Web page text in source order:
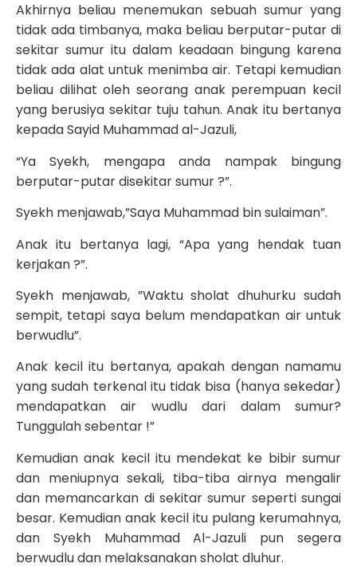
Akhirnya beliau menemukan sebuah sumur yang
tidak ada timbanya, maka beliau berputar-putar di
sekitar sumur itu dalam keadaan bingung karena
tidak ada alat untuk menimba air. Tetapi kemudian
beliau dilihat oleh seorang anak perempuan kecil
yang berusiya sekitar tuju tahun. Anak itu bertanya
kepada Sayid Muhammad al-Jazuli,
“Ya Syekh, mengapa anda nampak bingung
berputar-putar disekitar sumur ?”.
Syekh menjawab,”Saya Muhammad bin sulaiman”.
Anak itu bertanya lagi, “Apa yang hendak tuan
kerjakan ?”.
Syekh menjawab, ”Waktu sholat dhuhurku sudah
sempit, tetapi saya belum mendapatkan air untuk
berwudlu”.
Anak kecil itu bertanya, apakah dengan namamu
yang sudah terkenal itu tidak bisa (hanya sekedar)
mendapatkan air wudlu dari dalam sumur?
Tunggulah sebentar !”
Kemudian anak kecil itu mendekat ke bibir sumur
dan meniupnya sekali, tiba-tiba airnya mengalir
dan memancarkan di sekitar sumur seperti sungai
besar. Kemudian anak kecil itu pulang kerumahnya,
dan Syekh Muhammad Al-Jazuli pun segera
berwudlu dan melaksanakan sholat dluhur.